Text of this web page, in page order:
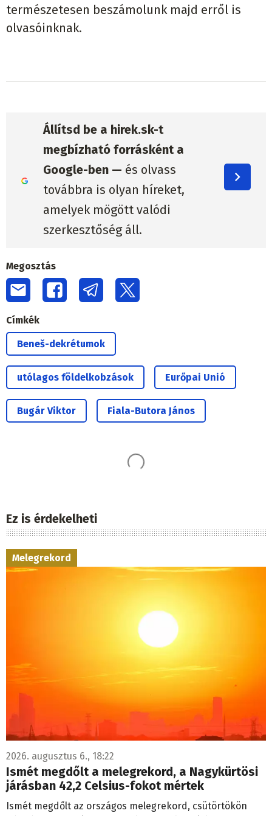
természetesen beszámolunk majd erről is
olvasóinknak.
Állítsd be a hirek.sk-t
megbízható forrásként a
Google-ben — és olvass
továbbra is olyan híreket,
amelyek mögött valódi
szerkesztőség áll.
Megosztás
Címkék
Beneš-dekrétumok
utólagos földelkobzások Eurőpai Unió
Bugár Viktor Fiala-Butora János
Ez is érdekelheti
Melegrekord
2026. augusztus 6., 18:22
Ismét megdőlt a melegrekord, a Nagykürtösi
járásban 42,2 Celsius-fokot mértek
Ismét megdőlt az országos melegrekord, csütörtökön